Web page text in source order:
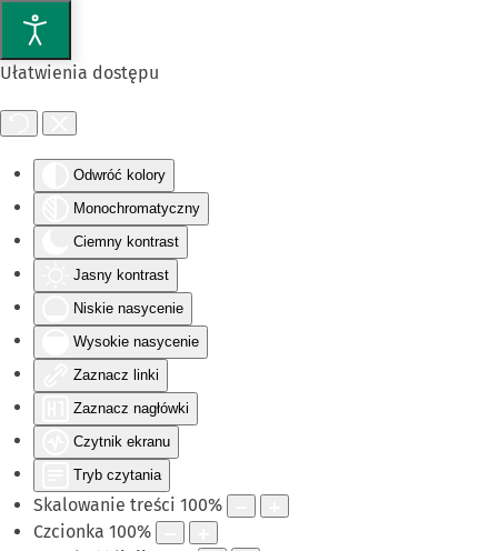
Ułatwienia dostępu
Odwróć kolory
Monochromatyczny
Ciemny kontrast
Jasny kontrast
Niskie nasycenie
Wysokie nasycenie
Zaznacz linki
Zaznacz nagłówki
Czytnik ekranu
Tryb czytania
Skalowanie treści 100%
Czcionka 100%
Przejdź do głównej treści